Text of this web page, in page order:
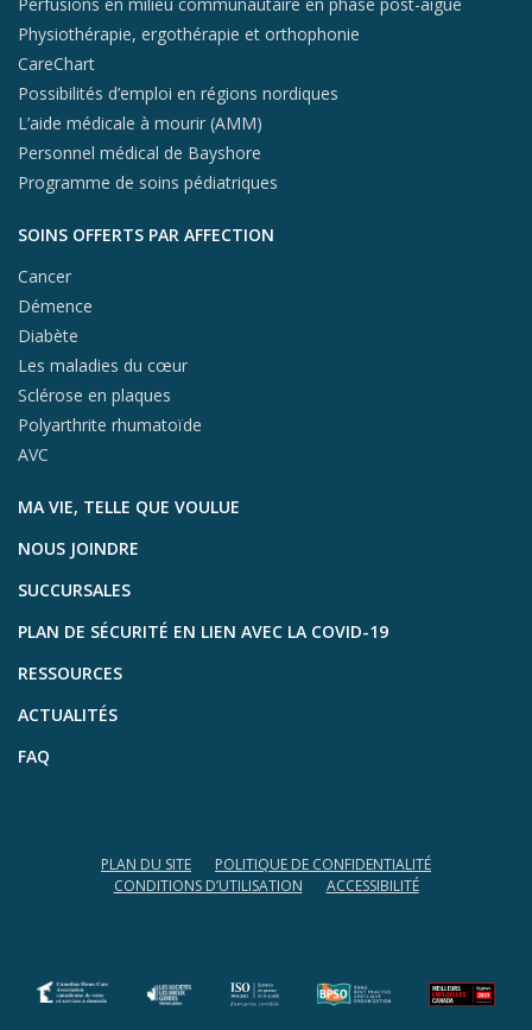
Physiothérapie, ergothérapie et orthophonie
CareChart
Possibilités d’emploi en régions nordiques
L’aide médicale à mourir (AMM)
Personnel médical de Bayshore
Programme de soins pédiatriques
SOINS OFFERTS PAR AFFECTION
Cancer
Démence
Diabète
Les maladies du cœur
Sclérose en plaques
Polyarthrite rhumatoïde
AVC
MA VIE, TELLE QUE VOULUE
NOUS JOINDRE
SUCCURSALES
PLAN DE SÉCURITÉ EN LIEN AVEC LA COVID-19
RESSOURCES
ACTUALITÉS
FAQ
PLAN DU SITE
POLITIQUE DE CONFIDENTIALITÉ
CONDITIONS D’UTILISATION
ACCESSIBILITÉ
(opens in a new tab)(opens in a new tab)